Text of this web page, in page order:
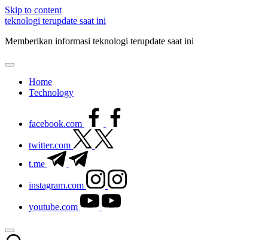
Skip to content
teknologi terupdate saat ini
Memberikan informasi teknologi terupdate saat ini
Home
Technology
facebook.com
twitter.com
t.me
instagram.com
youtube.com